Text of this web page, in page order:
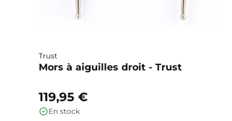
Trust
Mors à aiguilles droit - Trust
119,95 €
En stock